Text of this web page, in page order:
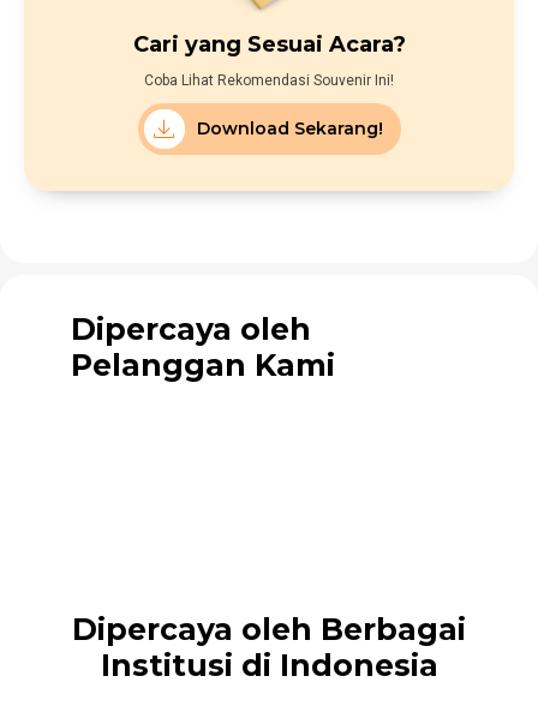
Cari yang Sesuai Acara?
Coba Lihat Rekomendasi Souvenir Ini!
Download Sekarang!
Dipercaya oleh
Pelanggan Kami
Dipercaya oleh Berbagai
Institusi di Indonesia